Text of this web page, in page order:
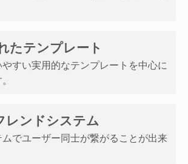
たテンプレート
すい実用的なテンプレートを中心に
レンドシステム
でユーザー同士が繋がることが出来